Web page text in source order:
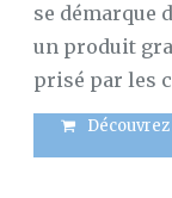
LE
SURMATELAS
DUVET
MATELAS
MEMOIRE
se démarque
un produit
prisé par les